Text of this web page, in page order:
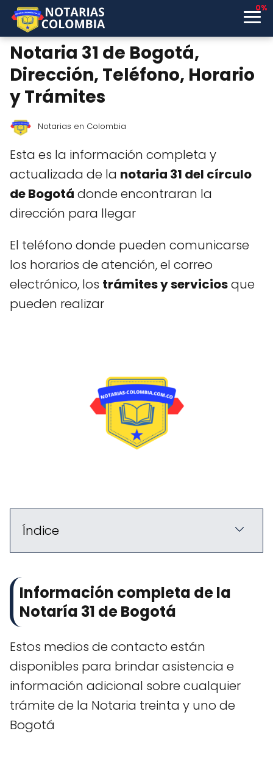
0%
Notaria 31 de Bogotá,
Dirección, Teléfono, Horario
y Trámites
Notarias en Colombia
Esta es la información completa y
actualizada de la notaria 31 del círculo
de Bogotá donde encontraran la
dirección para llegar
El teléfono donde pueden comunicarse
los horarios de atención, el correo
electrónico, los trámites y serviciosque
pueden realizar
Índice
Información completa de la
Notaría 31 de Bogotá
Estos medios de contacto están
disponibles para brindar asistencia e
información adicional sobre cualquier
trámite de la Notaria treinta y uno de
Bogotá